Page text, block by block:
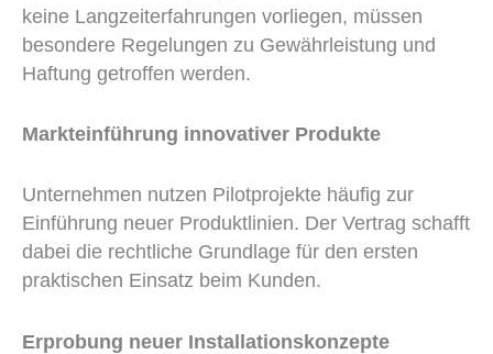
keine Langzeiterfahrungen vorliegen, müssen
besondere Regelungen zu Gewährleistung und
Haftung getroffen werden.
Markteinführung innovativer Produkte
Unternehmen nutzen Pilotprojekte häufig zur
Einführung neuer Produktlinien. Der Vertrag schafft
dabei die rechtliche Grundlage für den ersten
praktischen Einsatz beim Kunden.
Erprobung neuer Installationskonzepte